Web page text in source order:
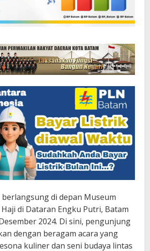
di depan Museum
Haji di Dataran Engku Putri, Batam
2024. Di sini, pengunjung
dengan beragam acara yang
kuliner dan seni budaya lintas